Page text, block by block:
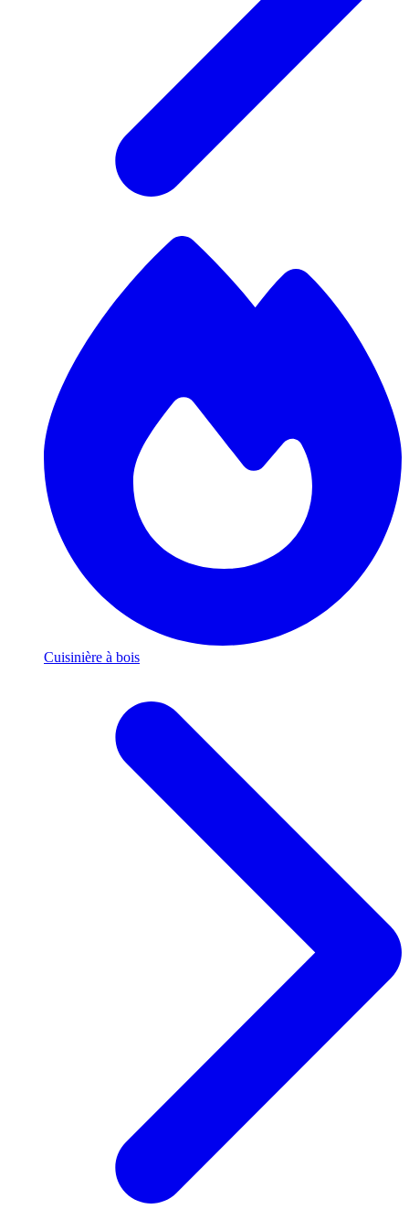
Cuisinière à bois